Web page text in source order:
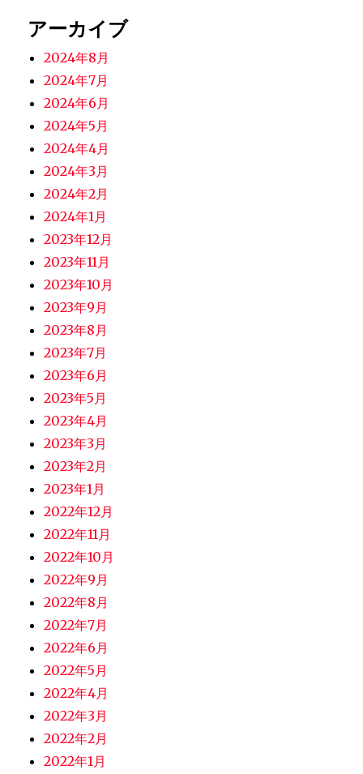
アーカイブ
2024年8月
2024年7月
2024年6月
2024年5月
2024年4月
2024年3月
2024年2月
2024年1月
2023年12月
2023年11月
2023年10月
2023年9月
2023年8月
2023年7月
2023年6月
2023年5月
2023年4月
2023年3月
2023年2月
2023年1月
2022年12月
2022年11月
2022年10月
2022年9月
2022年8月
2022年7月
2022年6月
2022年5月
2022年4月
2022年3月
2022年2月
2022年1月